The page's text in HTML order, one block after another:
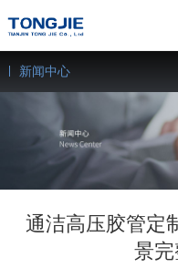
新闻中心
通洁高压胶管定
景